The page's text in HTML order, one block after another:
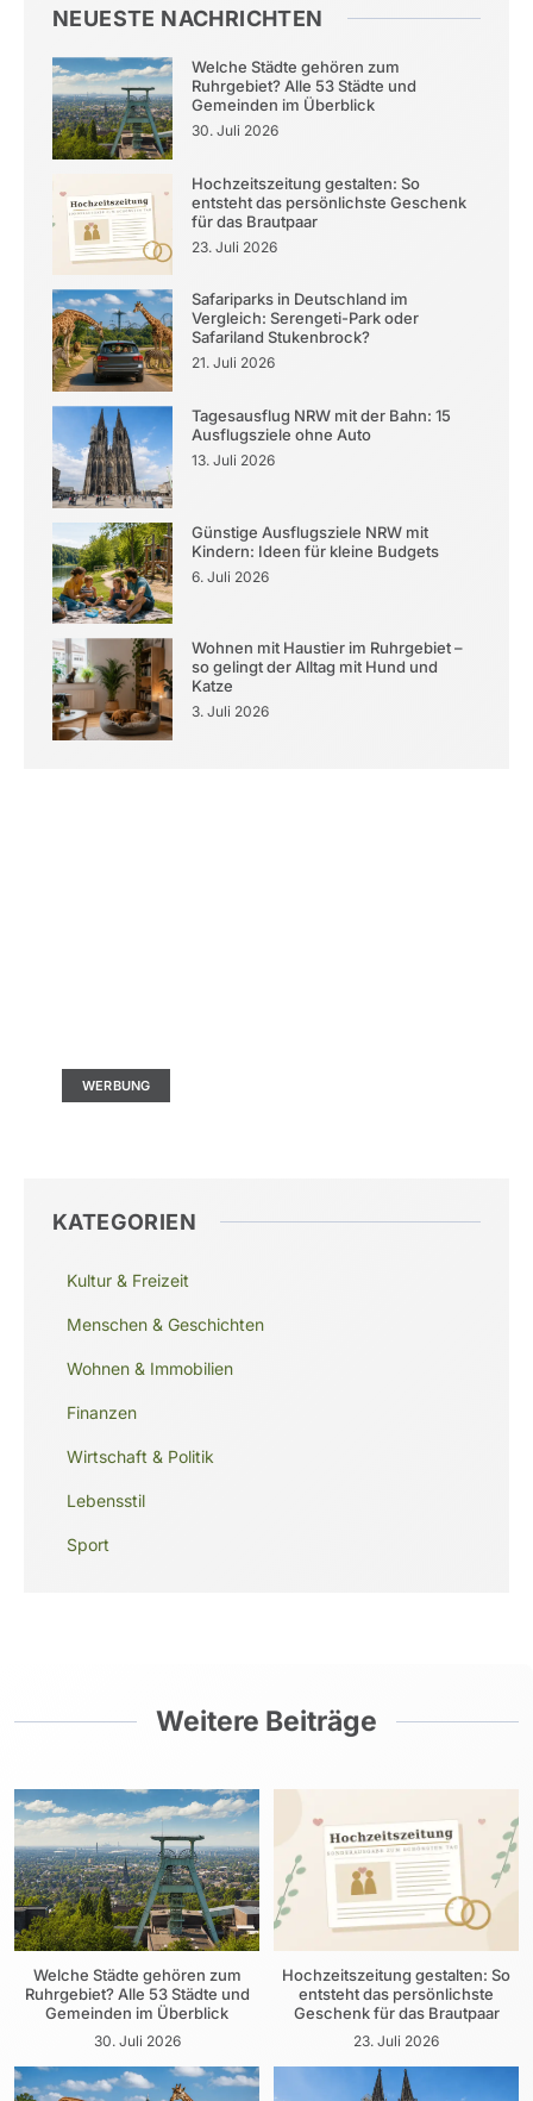
NEUESTE NACHRICHTEN
Welche Städte gehören zum
Ruhrgebiet? Alle 53 Städte und
Gemeinden im Überblick
30. Juli 2026
Hochzeitszeitung gestalten: So
entsteht das persönlichste Geschenk
für das Brautpaar
23. Juli 2026
Safariparks in Deutschland im
Vergleich: Serengeti-Park oder
Safariland Stukenbrock?
21. Juli 2026
Tagesausflug NRW mit der Bahn: 15
Ausflugsziele ohne Auto
13. Juli 2026
Günstige Ausflugsziele NRW mit
Kindern: Ideen für kleine Budgets
6. Juli 2026
Wohnen mit Haustier im Ruhrgebiet –
so gelingt der Alltag mit Hund und
Katze
3. Juli 2026
WERBUNG
KATEGORIEN
Kultur & Freizeit
Menschen & Geschichten
Wohnen & Immobilien
Finanzen
Wirtschaft & Politik
Lebensstil
Sport
Weitere Beiträge
Welche Städte gehören zum
Ruhrgebiet? Alle 53 Städte und
Gemeinden im Überblick
30. Juli 2026
Hochzeitszeitung gestalten: So
entsteht das persönlichste
Geschenk für das Brautpaar
23. Juli 2026